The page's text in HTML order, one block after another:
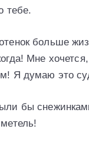
тебе.
больше
Мне
Я думаю это
бы